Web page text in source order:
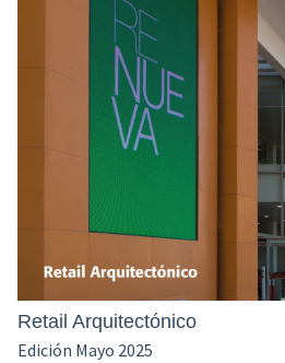
Retail Arquitectónico
Edición Mayo 2025